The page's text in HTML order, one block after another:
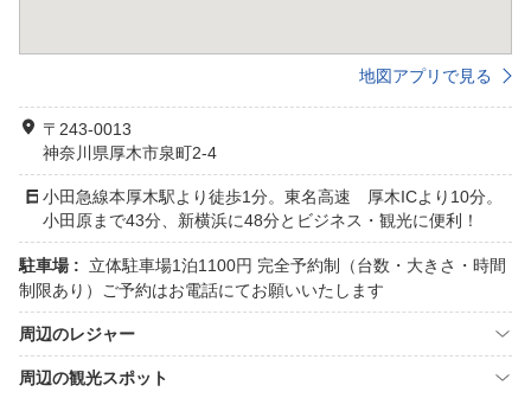
地図アプリで見る
〒243-0013
神奈川県厚木市泉町2-4
小田急線本厚木駅より徒歩1分。東名高速 厚木ICより10分。
小田原まで43分、新横浜に48分とビジネス・観光に便利！
駐車場 :
立体駐車場1泊1100円 完全予約制（台数・大きさ・時間
制限あり）ご予約はお電話にてお願いいたします
周辺のレジャー
周辺の観光スポット